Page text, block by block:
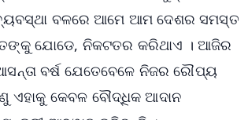
ବ୍ୟବସ୍ଥା ବଳରେ ଆମେ ଆମ ଦେଶର ସମସ୍ତ
ଯୋଡେ, ନିକଟତର କରିଥାଏ । ଆଜିର
ବର୍ଷ ଯେତେବେଳେ ନିଜର ରୌପ୍ୟ
ଏହାକୁ କେବଳ ବୌଦ୍ଧିକ ଆଦାନ